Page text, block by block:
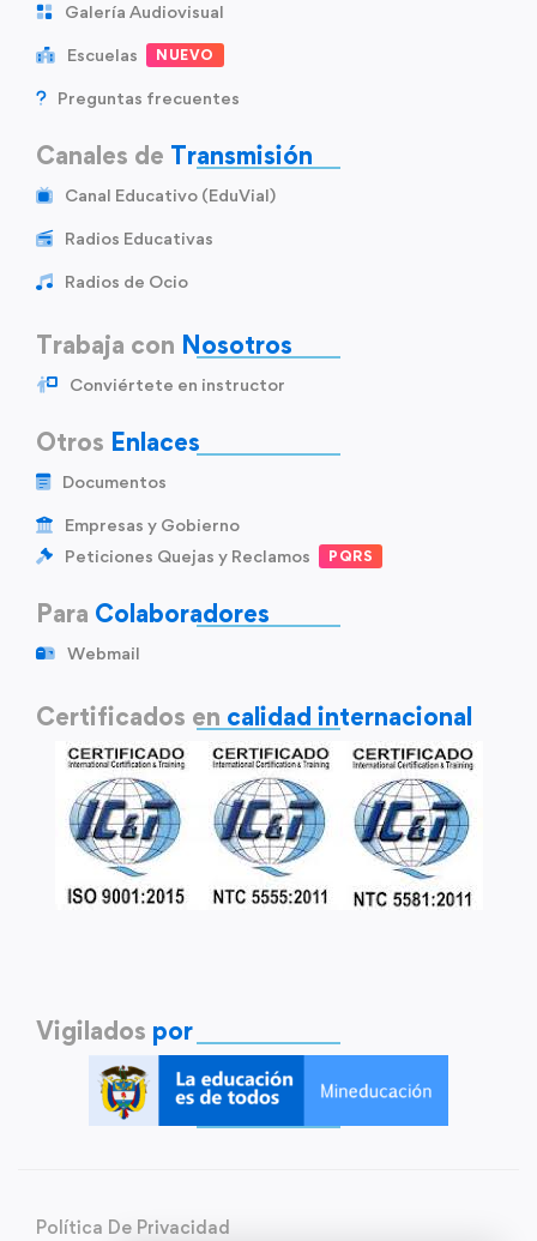
Galería Audiovisual
Escuelas NUEVO
Preguntas frecuentes
Canales de Transmisión
Canal Educativo (EduVial)
Radios Educativas
Radios de Ocio
Trabaja con Nosotros
Conviértete en instructor
Otros Enlaces
Documentos
Empresas y Gobierno
Peticiones Quejas y Reclamos
PQRS
Para Colaboradores
Webmail
Certificados en calidad internacional
Vigilados por
Política De Privacidad